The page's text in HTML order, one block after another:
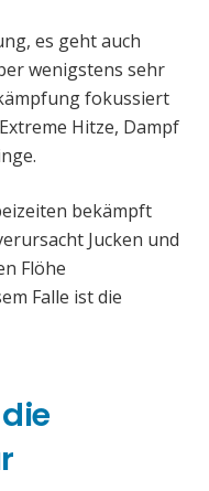
es geht auch
wenigstens sehr
fokussiert
Hitze, Dampf
bekämpft
Jucken und
Flöhe
Falle ist die